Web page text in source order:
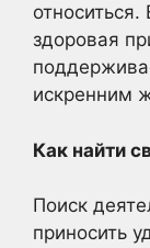
здоровая
искренним
Как найти
Поиск
приносить